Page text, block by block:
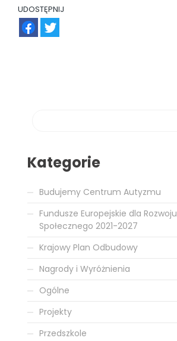
UDOSTĘPNIJ
Kategorie
Budujemy Centrum Autyzmu
Fundusze Europejskie dla Rozwoju
Społecznego 2021-2027
Krajowy Plan Odbudowy
Nagrody i Wyróżnienia
Ogólne
Projekty
Przedszkole